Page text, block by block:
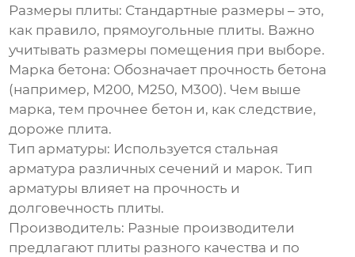
Размеры плиты: Стандартные размеры – это,
как правило, прямоугольные плиты. Важно
учитывать размеры помещения при выборе.
Марка бетона: Обозначает прочность бетона
(например, М200, М250, М300). Чем выше
марка, тем прочнее бетон и, как следствие,
дороже плита.
Тип арматуры: Используется стальная
арматура различных сечений и марок. Тип
арматуры влияет на прочность и
долговечность плиты.
Производитель: Разные производители
предлагают плиты разного качества и по